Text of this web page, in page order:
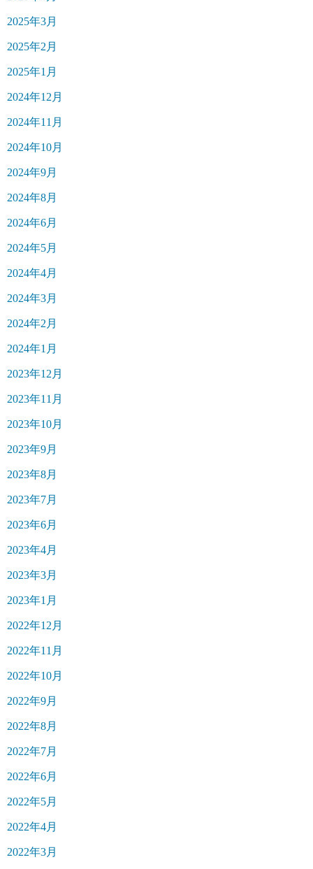
2025年3月
2025年2月
2025年1月
2024年12月
2024年11月
2024年10月
2024年9月
2024年8月
2024年6月
2024年5月
2024年4月
2024年3月
2024年2月
2024年1月
2023年12月
2023年11月
2023年10月
2023年9月
2023年8月
2023年7月
2023年6月
2023年4月
2023年3月
2023年1月
2022年12月
2022年11月
2022年10月
2022年9月
2022年8月
2022年7月
2022年6月
2022年5月
2022年4月
2022年3月